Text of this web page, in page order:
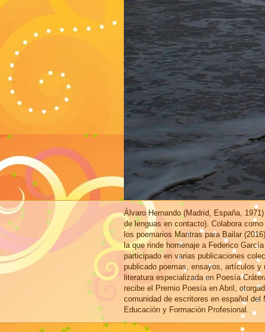
Álvaro Hernando (Madrid, España,
de lenguas en contacto). Colabora
los poemarios Mantras para Bailar
la que rinde homenaje a Federico
participado en varias publicaciones
publicado poemas, ensayos, artículos
literatura especializada en Poesía
recibe el Premio Poesía en Abril,
comunidad de escritores en español
Educación y Formación Profesional.